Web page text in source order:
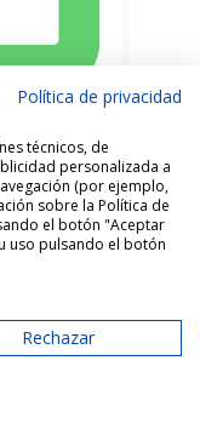
o
Política de privacidad
técnicos, de
personalizada a
(por ejemplo,
sobre la Política de
el botón "Aceptar
uso pulsando el botón
Rechazar